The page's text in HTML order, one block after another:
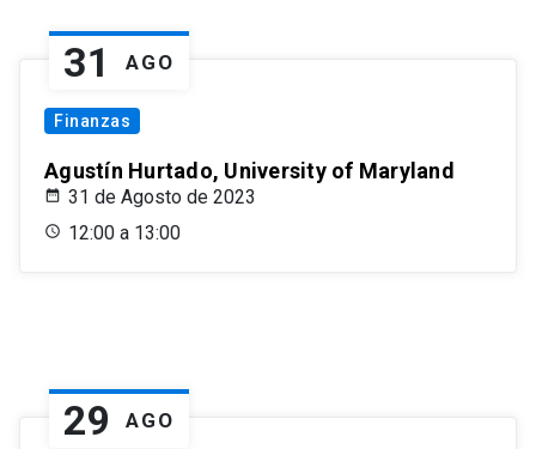
31 AGO
Finanzas
Agustín Hurtado, University of Maryland
31 de Agosto de 2023
12:00 a 13:00
29 AGO